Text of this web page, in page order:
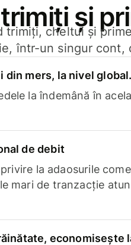
și
trimiți, cheltui și
într-un singur cont,
din mers, la nivel
la îndemână în
de debit
la adaosurile
mari de tranzacție
economisește